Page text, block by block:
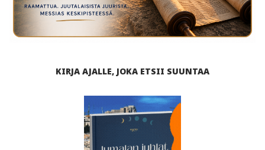
KIRJA AJALLE, JOKA ETSII SUUNTAA